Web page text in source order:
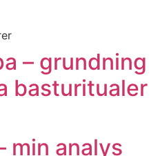
– grundning
basturitualer
min analys